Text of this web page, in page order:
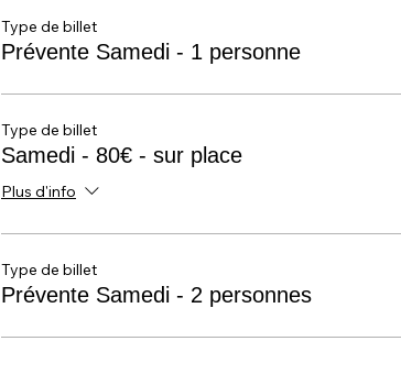
Type de billet
Prévente Samedi - 1 personne
Type de billet
Samedi - 80€ - sur place
Plus d'info
Type de billet
Prévente Samedi - 2 personnes